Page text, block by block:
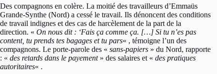
Des compagnons en colère. La moitié des travailleurs d’Emmaüs
Grande-Synthe (Nord) a cessé le travail. Ils dénoncent des conditions
de travail indignes et des cas de harcèlement de la part de la
direction. « On nous dit : ‘Fais ça comme ça. […] Si tu n’es pas
content, tu prends tes bagages et tu pars« , témoigne l’un des
compagnons. Le porte-parole des « sans-papiers » du Nord, rapporte
: « des retards dans le payement» des salaires et « des pratiques
autoritaires« .